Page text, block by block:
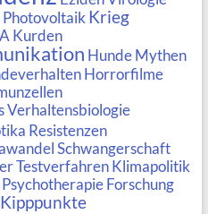
Photovoltaik Krieg
Kurden
Hunde Mythen
Horrorfilme
Verhaltensbiologie
Resistenzen
Schwangerschaft
Testverfahren Klimapolitik
Psychotherapie Forschung
Kipppunkte